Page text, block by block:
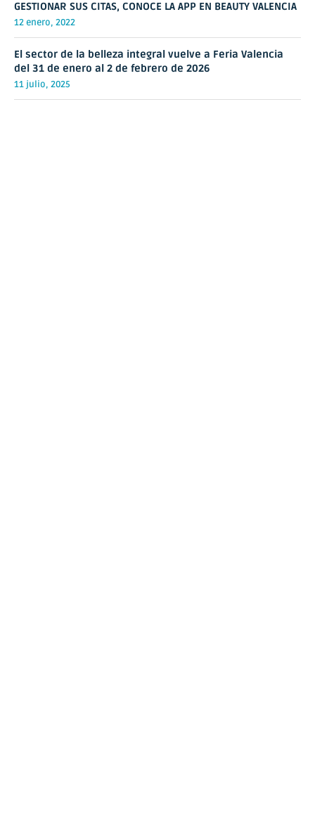
GESTIONAR SUS CITAS, CONOCE LA APP EN BEAUTY VALENCIA
12 enero, 2022
El sector de la belleza integral vuelve a Feria Valencia
del 31 de enero al 2 de febrero de 2026
11 julio, 2025